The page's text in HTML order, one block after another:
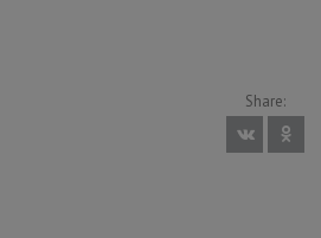
Share: